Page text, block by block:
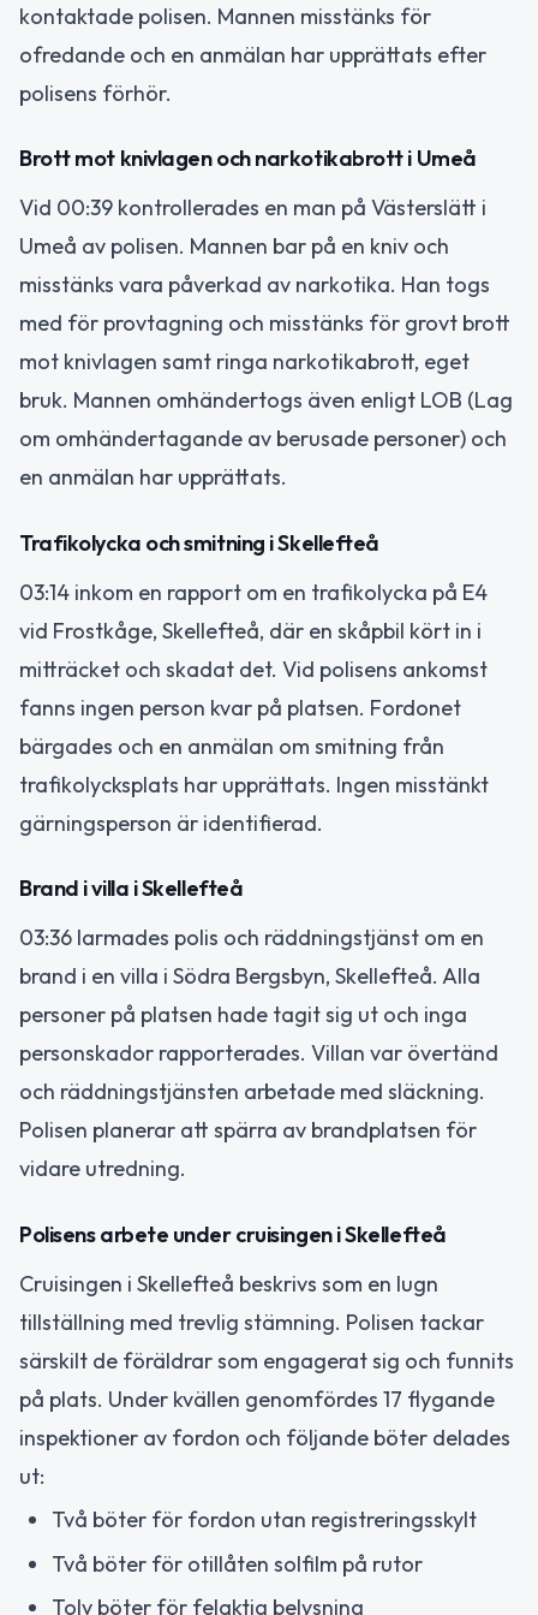
kontaktade polisen. Mannen misstänks för
ofredande och en anmälan har upprättats efter
polisens förhör.
Brott mot knivlagen och narkotikabrott i Umeå
Vid 00:39 kontrollerades en man på Västerslätt i
Umeå av polisen. Mannen bar på en kniv och
misstänks vara påverkad av narkotika. Han togs
med för provtagning och misstänks för grovt brott
mot knivlagen samt ringa narkotikabrott, eget
bruk. Mannen omhändertogs även enligt LOB (Lag
om omhändertagande av berusade personer) och
en anmälan har upprättats.
Trafikolycka och smitning i Skellefteå
03:14 inkom en rapport om en trafikolycka på E4
vid Frostkåge, Skellefteå, där en skåpbil kört in i
mitträcket och skadat det. Vid polisens ankomst
fanns ingen person kvar på platsen. Fordonet
bärgades och en anmälan om smitning från
trafikolycksplats har upprättats. Ingen misstänkt
gärningsperson är identifierad.
Brand i villa i Skellefteå
03:36 larmades polis och räddningstjänst om en
brand i en villa i Södra Bergsbyn, Skellefteå. Alla
personer på platsen hade tagit sig ut och inga
personskador rapporterades. Villan var övertänd
och räddningstjänsten arbetade med släckning.
Polisen planerar att spärra av brandplatsen för
vidare utredning.
Polisens arbete under cruisingen i Skellefteå
Cruisingen i Skellefteå beskrivs som en lugn
tillställning med trevlig stämning. Polisen tackar
särskilt de föräldrar som engagerat sig och funnits
på plats. Under kvällen genomfördes 17 flygande
inspektioner av fordon och följande böter delades
ut:
Två böter för fordon utan registreringsskylt
Två böter för otillåten solfilm på rutor
Tolv böter för felaktig belysning